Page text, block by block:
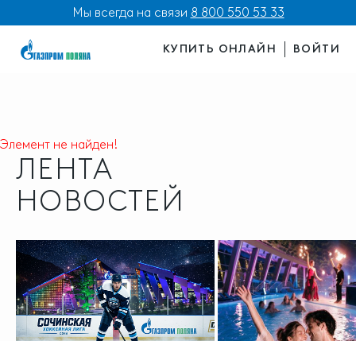
Мы всегда на связи 8 800 550 53 33
КУПИТЬ ОНЛАЙН ВОЙТИ
Элемент не найден!
ЛЕНТА
НОВОСТЕЙ